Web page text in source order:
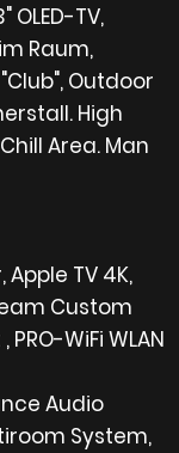
TV,
Raum,
Outdoor
High
Area. Man
Apple TV 4K,
Custom
WiFi WLAN
Audio
System,